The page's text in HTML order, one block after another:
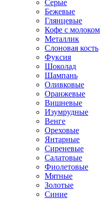
Серые
Бежевые
Глянцевые
Кофе с молоком
Металлик
Слоновая кость
Фуксия
Шоколад
Шампань
Оливковые
Оранжевые
Вишневые
Изумрудные
Венге
Ореховые
Янтарные
Сиреневые
Салатовые
Фиолетовые
Мятные
Золотые
Синие